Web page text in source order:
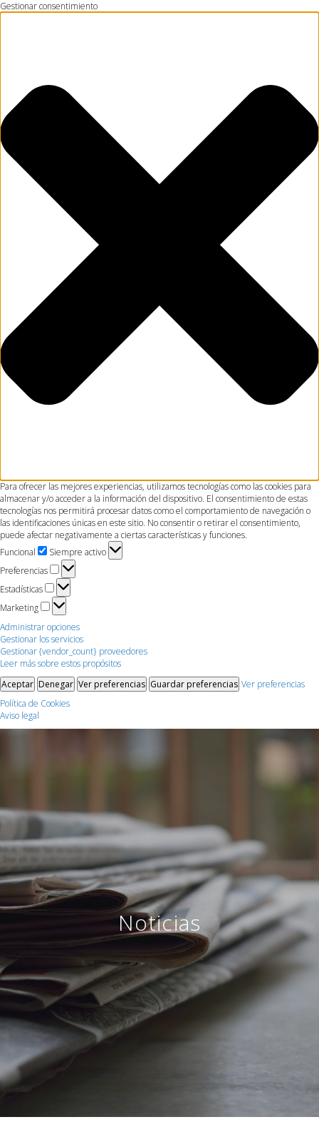
Gestionar consentimiento
Para ofrecer las mejores experiencias, utilizamos tecnologías como las cookies para
almacenar y/o acceder a la información del dispositivo. El consentimiento de estas
tecnologías nos permitirá procesar datos como el comportamiento de navegación o
las identificaciones únicas en este sitio. No consentir o retirar el consentimiento,
puede afectar negativamente a ciertas características y funciones.
Funcional
Funcional
Siempre activo
Preferencias
Preferencias
Estadísticas
Estadísticas
Marketing
Marketing
Administrar opciones
Gestionar los servicios
Gestionar {vendor_count} proveedores
Leer más sobre estos propósitos
Aceptar Denegar Ver preferencias Guardar preferencias Ver preferencias
Política de Cookies
Aviso legal
Noticias